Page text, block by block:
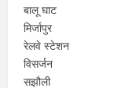
बालू घाट
मिर्जापुर
रेलवे स्टेशन
विसर्जन
सझौली